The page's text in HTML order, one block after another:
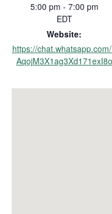
5:00 pm - 7:00 pm
EDT
Website:
https://
AqojM3X1ag3Xd171exI8o